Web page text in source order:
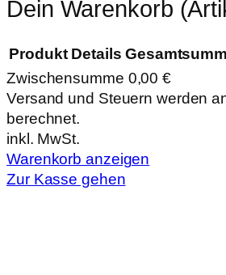
Dein Warenkorb
Produkte
im
Warenkorb
Produkt Details
Zwischensumme 0,00 €
Versand und Steuern werden
berechnet.
inkl. MwSt.
Warenkorb anzeigen
Zur Kasse gehen